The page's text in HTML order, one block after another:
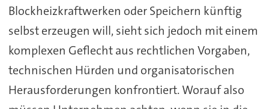
Blockheizkraftwerken oder Speichern künftig
selbst erzeugen will, sieht sich jedoch mit einem
komplexen Geflecht aus rechtlichen Vorgaben,
technischen Hürden und organisatorischen
Herausforderungen konfrontiert. Worauf also